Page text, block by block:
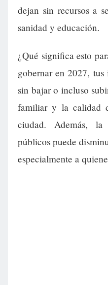
dejan sin recursos a
sanidad y educación.
¿Qué significa esto
gobernar en 2027, tus
sin bajar o incluso
familiar y la calidad
ciudad. Además, la
públicos puede
especialmente a